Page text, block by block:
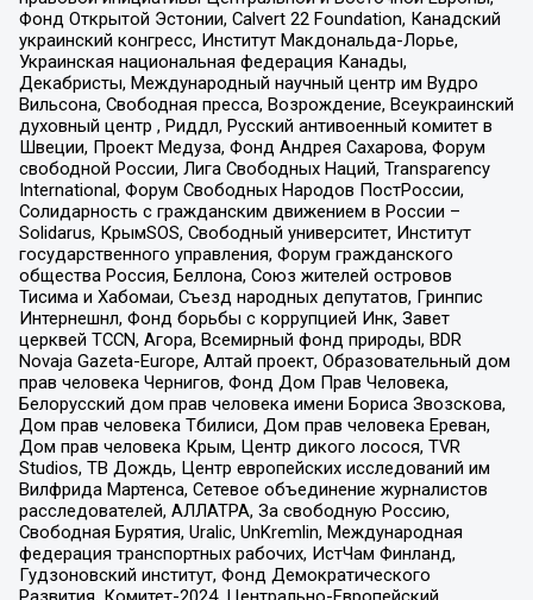
Фонд Открытой Эстонии, Calvert 22 Foundation, Канадский
украинский конгресс, Институт Макдональда-Лорье,
Украинская национальная федерация Канады,
Декабристы, Международный научный центр им Вудро
Вильсона, Свободная пресса, Возрождение, Всеукраинский
духовный центр , Риддл, Русский антивоенный комитет в
Швеции, Проект Медуза, Фонд Андрея Сахарова, Форум
свободной России, Лига Свободных Наций, Transparеncy
International, Форум Свободных Народов ПостРоссии,
Солидарность с гражданским движением в России –
Solidarus, КрымSOS, Свободный университет, Институт
государственного управления, Форум гражданского
общества Россия, Беллона, Союз жителей островов
Тисима и Хабомаи, Съезд народных депутатов, Гринпис
Интернешнл, Фонд борьбы с коррупцией Инк, Завет
церквей TCCN, Агора, Всемирный фонд природы, BDR
Novaja Gazeta-Europe, Алтай проект, Образовательный дом
прав человека Чернигов, Фонд Дом Прав Человека,
Белорусский дом прав человека имени Бориса Звозскова,
Дом прав человека Тбилиси, Дом прав человека Ереван,
Дом прав человека Крым, Центр дикого лосося, TVR
Studios, ТВ Дождь, Центр европейских исследований им
Вилфрида Мартенса, Сетевое объединение журналистов
расследователей, АЛЛАТРА, За свободную Россию,
Свободная Бурятия, Uralic, UnKremlin, Международная
федерация транспортных рабочих, ИстЧам Финланд,
Гудзоновский институт, Фонд Демократического